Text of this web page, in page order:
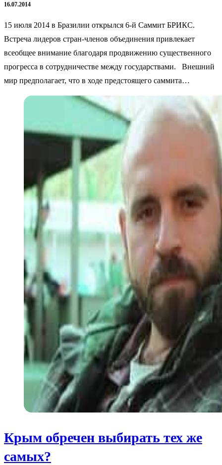
16.07.2014
15 июля 2014 в Бразилии открылся 6-й Саммит БРИКС.
Встреча лидеров стран-членов объединения привлекает
всеобщее внимание благодаря продвижению существенного
прогресса в сотрудничестве между государствами. Внешний
мир предполагает, что в ходе предстоящего саммита…
Крым обречен выбирать тех же
самых?